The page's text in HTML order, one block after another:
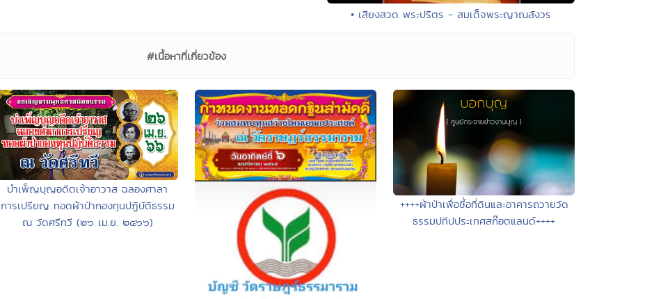
• เสียงสวด พระปริตร - สมเด็จพระญาณสังวร
#เนื้อหาที่เกี่ยวข้อง
บำเพ็ญบุญอดีตเจ้าอาวาส ฉลองศาลา
การเปรียญ ทอดผ้าป่ากองทุนปฏิบัติธรรม
ณ วัดศรีทวี (๒๖ เม.ย. ๒๕๖๖)
++++ผ้าป่าเพื่อซื้อที่ดินและอาคารถวายวัด
ธรรมปทีปประเทศสก๊อตแลนด์++++